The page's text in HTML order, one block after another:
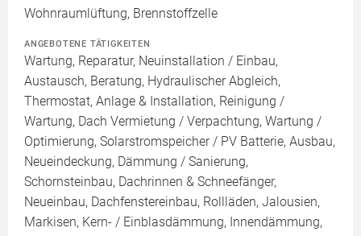
Wohnraumlüftung, Brennstoffzelle
ANGEBOTENE TÄTIGKEITEN
Wartung, Reparatur, Neuinstallation / Einbau,
Austausch, Beratung, Hydraulischer Abgleich,
Thermostat, Anlage & Installation, Reinigung /
Wartung, Dach Vermietung / Verpachtung, Wartung /
Optimierung, Solarstromspeicher / PV Batterie, Ausbau,
Neueindeckung, Dämmung / Sanierung,
Schornsteinbau, Dachrinnen & Schneefänger,
Neueinbau, Dachfenstereinbau, Rollläden, Jalousien,
Markisen, Kern- / Einblasdämmung, Innendämmung,